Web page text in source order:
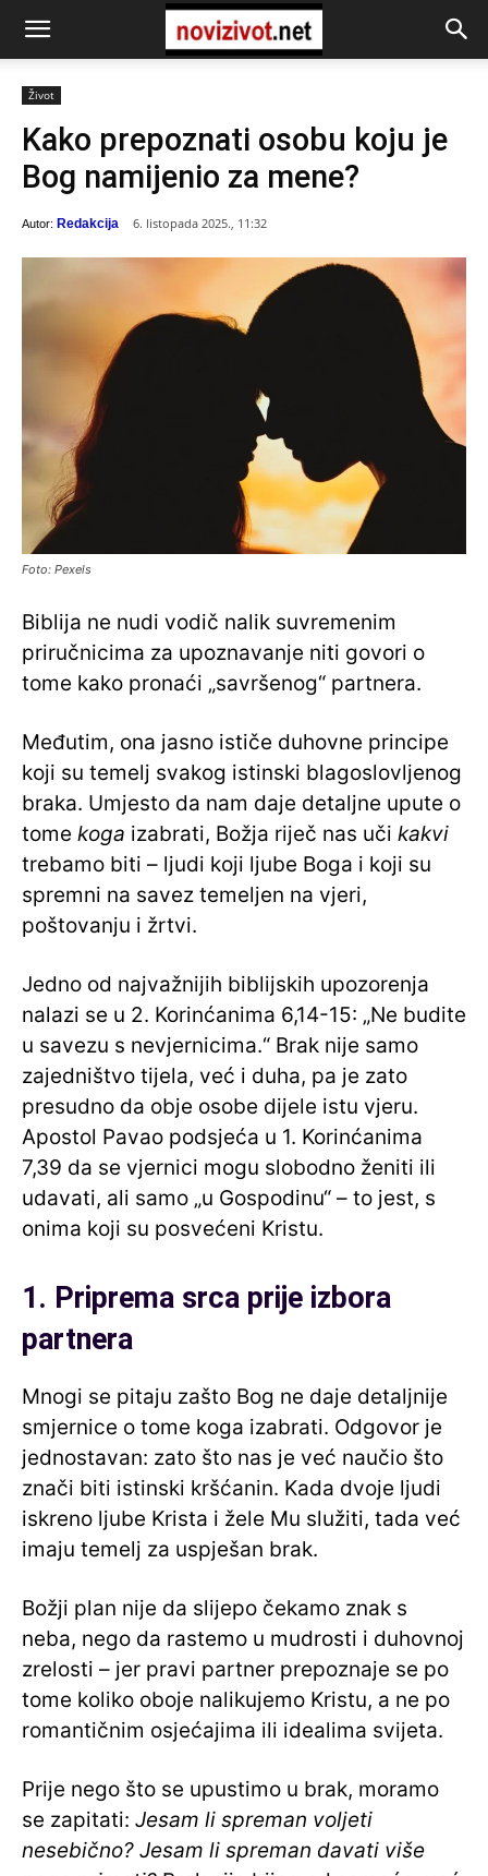
Život
Kako prepoznati osobu koju je
Bog namijenio za mene?
Autor: Redakcija 6. listopada 2025., 11:32
Foto: Pexels
Biblija ne nudi vodič nalik suvremenim
priručnicima za upoznavanje niti govori o
tome kako pronaći „savršenog“ partnera.
Međutim, ona jasno ističe duhovne principe
koji su temelj svakog istinski blagoslovljenog
braka. Umjesto da nam daje detaljne upute o
tome koga izabrati, Božja riječ nas uči kakvi
trebamo biti – ljudi koji ljube Boga i koji su
spremni na savez temeljen na vjeri,
poštovanju i žrtvi.
Jedno od najvažnijih biblijskih upozorenja
nalazi se u 2. Korinćanima 6,14-15: „Ne budite
u savezu s nevjernicima.“ Brak nije samo
zajedništvo tijela, već i duha, pa je zato
presudno da obje osobe dijele istu vjeru.
Apostol Pavao podsjeća u 1. Korinćanima
7,39 da se vjernici mogu slobodno ženiti ili
udavati, ali samo „u Gospodinu“ – to jest, s
onima koji su posvećeni Kristu.
1. Priprema srca prije izbora
partnera
Mnogi se pitaju zašto Bog ne daje detaljnije
smjernice o tome koga izabrati. Odgovor je
jednostavan: zato što nas je već naučio što
znači biti istinski kršćanin. Kada dvoje ljudi
iskreno ljube Krista i žele Mu služiti, tada već
imaju temelj za uspješan brak.
Božji plan nije da slijepo čekamo znak s
neba, nego da rastemo u mudrosti i duhovnoj
zrelosti – jer pravi partner prepoznaje se po
tome koliko oboje nalikujemo Kristu, a ne po
romantičnim osjećajima ili idealima svijeta.
Prije nego što se upustimo u brak, moramo
se zapitati: Jesam li spreman voljeti
nesebično? Jesam li spreman davati više